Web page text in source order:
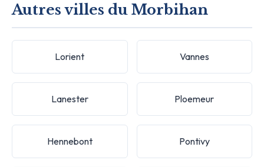
Autres villes du Morbihan
Lorient Vannes
Lanester Ploemeur
Hennebont Pontivy